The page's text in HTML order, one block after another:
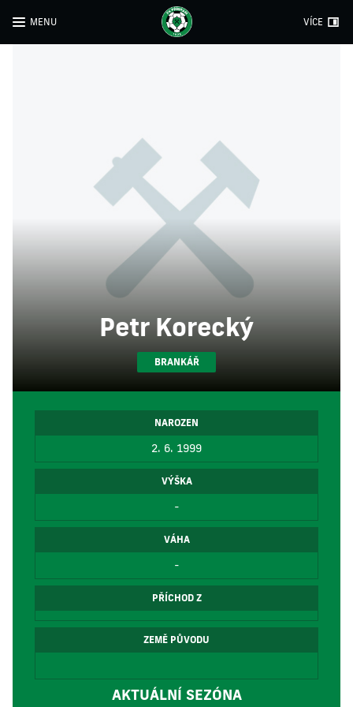
MENU VÍCE
Petr Korecký
BRANKÁŘ
NAROZEN
2. 6. 1999
VÝŠKA
-
VÁHA
-
PŘÍCHOD Z
ZEMĚ PŮVODU
AKTUÁLNÍ SEZÓNA